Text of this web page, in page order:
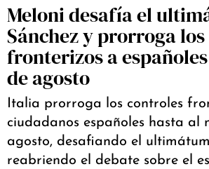
Meloni desafía el
Sánchez y prorroga
fronterizos a
de agosto
Italia prorroga los controles
ciudadanos españoles hasta al
agosto, desafiando el
reabriendo el debate sobre el